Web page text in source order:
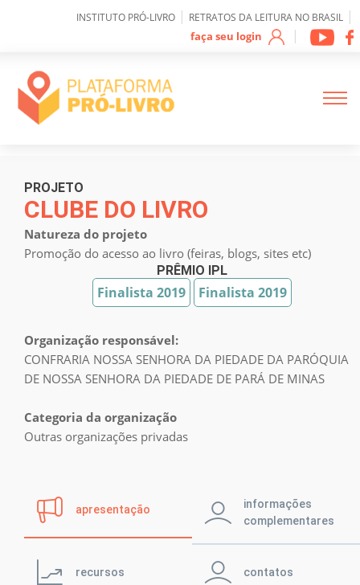
INSTITUTO PRÓ-LIVRO | RETRATOS DA LEITURA NO BRASIL |
faça seu login |
Sobre IPL
Como funciona a
plataforma
Mapeamento de
Projetos
Prêmio IPL
Notícias
Biblioteca
PROJETO
CLUBE DO LIVRO
Natureza do projeto
Promoção do acesso ao livro (feiras, blogs, sites etc)
PRÊMIO IPL
Finalista 2019 Finalista 2019
Organização responsável:
CONFRARIA NOSSA SENHORA DA PIEDADE DA PARÓQUIA
DE NOSSA SENHORA DA PIEDADE DE PARÁ DE MINAS
Categoria da organização
Outras organizações privadas
apresentação
informações
complementares
recursos contatos